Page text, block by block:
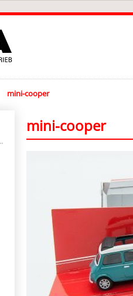
mini-cooper
mini-cooper